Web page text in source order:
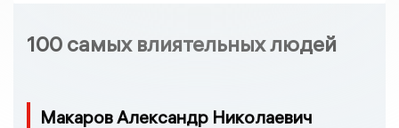
100 самых влиятельных людей
Макаров Александр Николаевич